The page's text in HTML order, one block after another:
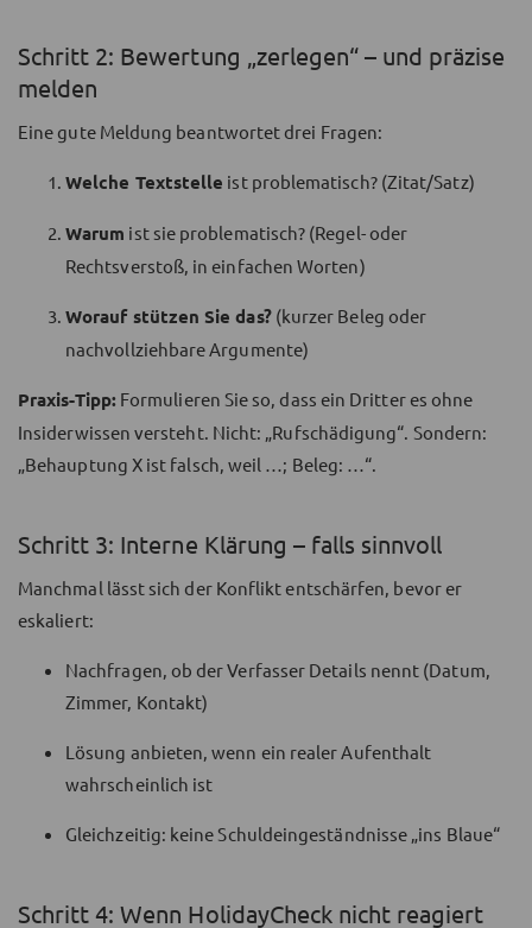
Schritt 2: Bewertung „zerlegen“ – und präzise
melden
Eine gute Meldung beantwortet drei Fragen:
Welche Textstelle ist problematisch? (Zitat/Satz)
Warum ist sie problematisch? (Regel- oder
Rechtsverstoß, in einfachen Worten)
Worauf stützen Sie das?(kurzer Beleg oder
nachvollziehbare Argumente)
Praxis-Tipp: Formulieren Sie so, dass ein Dritter es ohne
Insiderwissen versteht. Nicht: „Rufschädigung“. Sondern:
„Behauptung X ist falsch, weil …; Beleg: …“.
Schritt 3: Interne Klärung – falls sinnvoll
Manchmal lässt sich der Konflikt entschärfen, bevor er
eskaliert:
Nachfragen, ob der Verfasser Details nennt (Datum,
Zimmer, Kontakt)
Lösung anbieten, wenn ein realer Aufenthalt
wahrscheinlich ist
Gleichzeitig: keine Schuldeingeständnisse „ins Blaue“
Schritt 4: Wenn HolidayCheck nicht reagiert